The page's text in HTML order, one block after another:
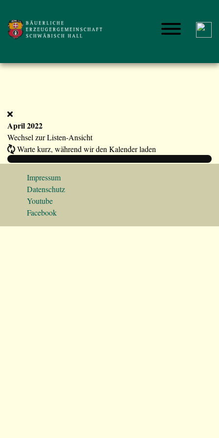
April 2022
Wechsel zur Listen-Ansicht
Warte kurz, während wir den Kalender laden
Impressum
Datenschutz
Youtube
Facebook